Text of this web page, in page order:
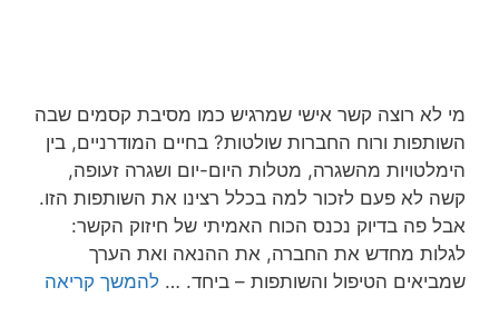
מי לא רוצה קשר אישי שמרגיש כמו מסיבת קסמים שבה
השותפות ורוח החברות שולטות? בחיים המודרניים, בין
הימלטויות מהשגרה, מטלות היום-יום ושגרה זעופה,
קשה לא פעם לזכור למה בכלל רצינו את השותפות הזו.
אבל פה בדיוק נכנס הכוח האמיתי של חיזוק הקשר:
לגלות מחדש את החברה, את ההנאה ואת הערך
שמביאים הטיפול והשותפות – ביחד. … להמשך קריאה